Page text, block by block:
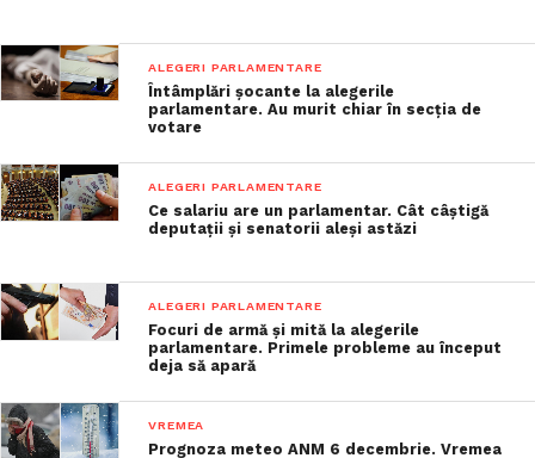
ALEGERI PARLAMENTARE
Întâmplări șocante la alegerile
parlamentare. Au murit chiar în secția de
votare
ALEGERI PARLAMENTARE
Ce salariu are un parlamentar. Cât câștigă
deputații și senatorii aleși astăzi
ALEGERI PARLAMENTARE
Focuri de armă și mită la alegerile
parlamentare. Primele probleme au început
deja să apară
VREMEA
Prognoza meteo ANM 6 decembrie. Vremea